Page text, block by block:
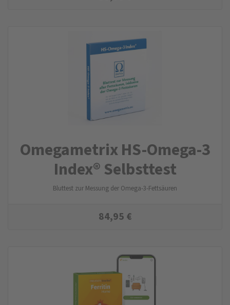
Omegametrix HS-Omega-3
Index® Selbsttest
Bluttest zur Messung der Omega-3-Fettsäuren
84,95 €